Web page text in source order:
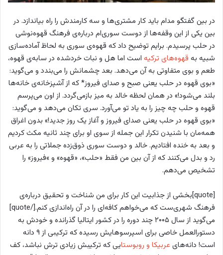
در بین گفتگو مدام باید کار مشتری‌ها و سه کارمندش را راه بیاندازد. در
بین یکی از این وقفه‌ها از دوست سوری‌ام درباره‌ی فرهنگ قهوه‌نوشی
در حلب پرسیدم. برایم توضیح داد که قهوه‌ی سوری به لحاظ آماده‌سازی
شبیه به قهوه‌های ترکیه است اما هل و نبات خرد‌شده در سابه‌ی قهوه،
طعم و بوی متفاوتی به آن می‌دهد. بعد چشمانش را می‌بندد و می‌گوید:
«بوی قهوه در حلب یعنی صبح و صدای فیروز* که از آشپزخانه‌ی خانه‌ها
بلند می‌شود!» در همان لحظه خالد به میز بازمی‌گردد. از اون می‌پرسم
قهوه و حلب چه چیز را به یاد تو می‌آورد. سری تکان می‌دهد و می‌گوید:
«بوی قهوه در حلب یعنی صدای فیروز و آغاز یک روز جدید!» بدون اغراق
همه‌مان با شنیدن تکرار این جمله از سوی او برای چند ثانیه مکث کردیم
و بعد به خنده افتادیم. خالد و دوست سوری‌ ذوق‌زده جملاتی را به عربی
رد و بدل می‌کنند که از آن بین من فقط «حلب»، «قهوه» و »فیروز» را
تشخیص می‌دهم.
[quote]بخشی از جذابیت این کار برای من شناخت و تحقیق درباره‌ی
فرهنگ شهری‌ست که می‌خواهم کافه‌ای را در آن راه‌اندازی کنم.[/quote]
می‌گوید از سال ۲۰۰۵ چند دوره را در کشور ایتالیا گذرانده و خودش به
دستورالعمل خاصی برای اسپرسوهایش رسیده که ترکیبی از ۹ دانه
است! دانه‌های عربیکا و روبوستایی که ترکیبش زیادی ترش نباشد، کف